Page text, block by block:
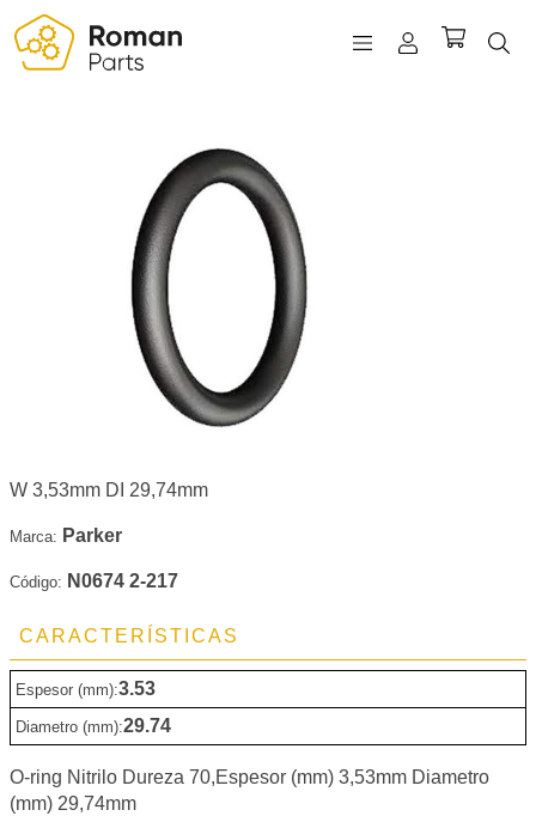
(0)
W 3,53mm DI 29,74mm
Marca: Parker
Código: N0674 2-217
CARACTERÍSTICAS
Espesor (mm):3.53
Diametro (mm):29.74
O-ring Nitrilo Dureza 70,Espesor (mm) 3,53mm Diametro
(mm) 29,74mm